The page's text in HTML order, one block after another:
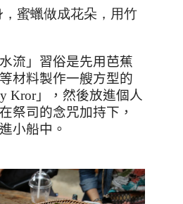
蜜蠟做成花朵，用竹
流」習俗是先用芭蕉
材料製作一艘方型的
Kror」，然後放進個人
祭司的念咒加持下，
小船中。